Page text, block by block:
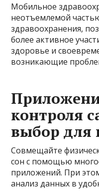
Мобильное
неотъемлемой
здравоохранения,
более активное
здоровье и
возникающие
контроля
выбор для
Совмещайте
сон с помощью
приложений. При
анализ данных в